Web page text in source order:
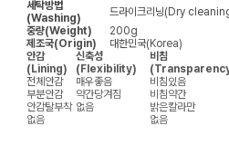
세탁방법
(Washing)
드라이크리닝(Dry
중량(Weight)
200g
제조국(Origin)
대한민국(Korea)
안감
(Lining)
신축성
(Flexibility)
비침
전체안감
매우좋음 비침있음
부분안감
약간당겨짐 비침약간
안감탈부착 없음 밝은칼라만
없음
없음